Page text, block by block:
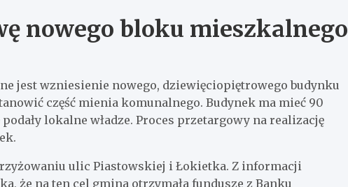
nowego bloku mieszkalnego
jest wzniesienie nowego, dziewięciopiętrowego budynku
część mienia komunalnego. Budynek ma mieć 90
lokalne władze. Proces przetargowy na realizację
ulic Piastowskiej i Łokietka. Z informacji
że na ten cel gmina otrzymała fundusze z Banku